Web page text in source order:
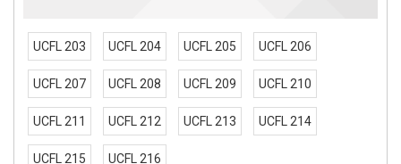
UCFL 203 UCFL 204 UCFL 205 UCFL 206
UCFL 207 UCFL 208 UCFL 209 UCFL 210
UCFL 211 UCFL 212 UCFL 213 UCFL 214
UCFL 215 UCFL 216